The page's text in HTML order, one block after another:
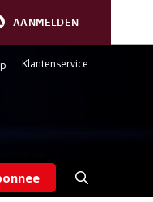
AANMELDEN
Klantenservice